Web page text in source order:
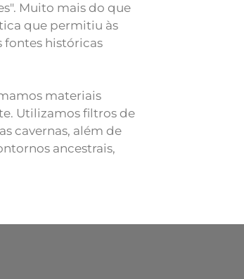
Muito mais do que
que permitiu às
históricas
materiais
Utilizamos filtros de
cavernas, além de
ancestrais,